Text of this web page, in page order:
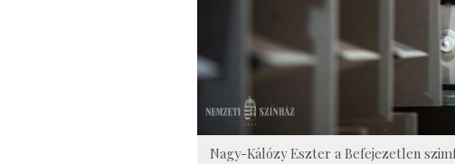
Nagy-Kálózy Eszter a Befejezetlen